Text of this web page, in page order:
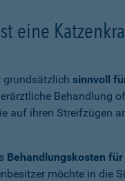
eine
grundsätzlich sinnvoll
Behandlung
auf ihren Streifzügen
Behandlungskosten
möchte in die